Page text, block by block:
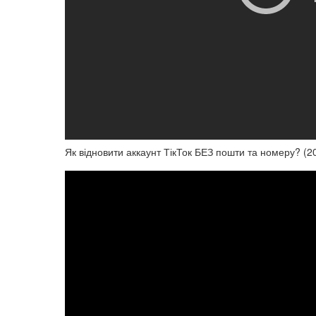
Як відновити аккаунт ТікТок БЕЗ пошти та номеру?